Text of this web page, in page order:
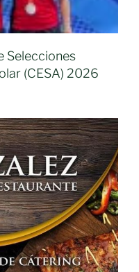
Selecciones
(CESA) 2026